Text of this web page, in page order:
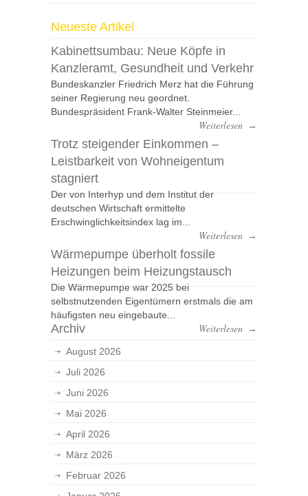
Neueste Artikel
Kabinettsumbau: Neue Köpfe in
Kanzleramt, Gesundheit und Verkehr
Bundeskanzler Friedrich Merz hat die Führung
seiner Regierung neu geordnet.
Bundespräsident Frank-Walter Steinmeier...
Weiterlesen →
Trotz steigender Einkommen –
Leistbarkeit von Wohneigentum
stagniert
Der von Interhyp und dem Institut der
deutschen Wirtschaft ermittelte
Erschwinglichkeitsindex lag im...
Weiterlesen →
Wärmepumpe überholt fossile
Heizungen beim Heizungstausch
Die Wärmepumpe war 2025 bei
selbstnutzenden Eigentümern erstmals die am
häufigsten neu eingebaute...
Weiterlesen →
Archiv
August 2026
Juli 2026
Juni 2026
Mai 2026
April 2026
März 2026
Februar 2026